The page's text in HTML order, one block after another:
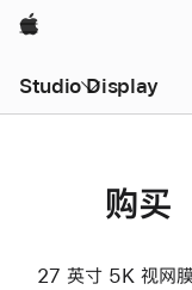
Apple
Studio Display
购买
27 英寸 5K 视网